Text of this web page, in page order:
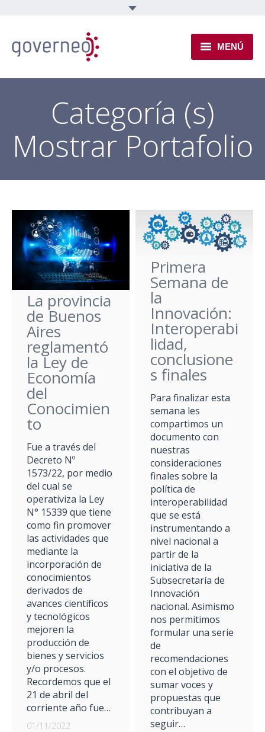
MENÚ
INSTITUCIONAL
EJES TEMÁTICOS
NOVEDADES
Categoría (s)
Mostrar Portafolio
La provincia
de Buenos
Aires
reglamentó
la Ley de
Economía
del
Conocimien
to
Fue a través del
Decreto Nº
1573/22, por medio
del cual se
operativiza la Ley
N° 15339 que tiene
como fin promover
las actividades que
mediante la
incorporación de
conocimientos
derivados de
avances científicos
y tecnológicos
mejoren la
producción de
bienes y servicios
y/o procesos.
Recordemos que el
21 de abril del
corriente año fue…
01/11/2022
Primera
Semana de
la
Innovación:
Interoperabi
lidad,
conclusione
s finales
Para finalizar esta
semana les
compartimos un
documento con
nuestras
consideraciones
finales sobre la
política de
interoperabilidad
que se está
instrumentando a
nivel nacional a
partir de la
iniciativa de la
Subsecretaría de
Innovación
nacional. Asimismo
nos permitimos
formular una serie
de
recomendaciones
con el objetivo de
sumar voces y
propuestas que
contribuyan a
seguir…